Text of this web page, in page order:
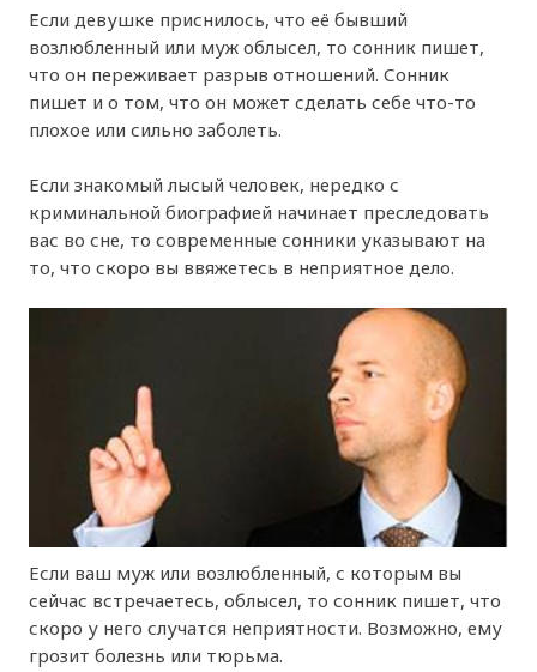
Если девушке приснилось, что её бывший
возлюбленный или муж облысел, то сонник пишет,
что он переживает разрыв отношений. Сонник
пишет и о том, что он может сделать себе что-то
плохое или сильно заболеть.
Если знакомый лысый человек, нередко с
криминальной биографией начинает преследовать
вас во сне, то современные сонники указывают на
то, что скоро вы ввяжетесь в неприятное дело.
Если ваш муж или возлюбленный, с которым вы
сейчас встречаетесь, облысел, то сонник пишет, что
скоро у него случатся неприятности. Возможно, ему
грозит болезнь или тюрьма.